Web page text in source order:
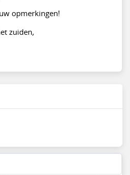
opmerkingen!
zuiden,